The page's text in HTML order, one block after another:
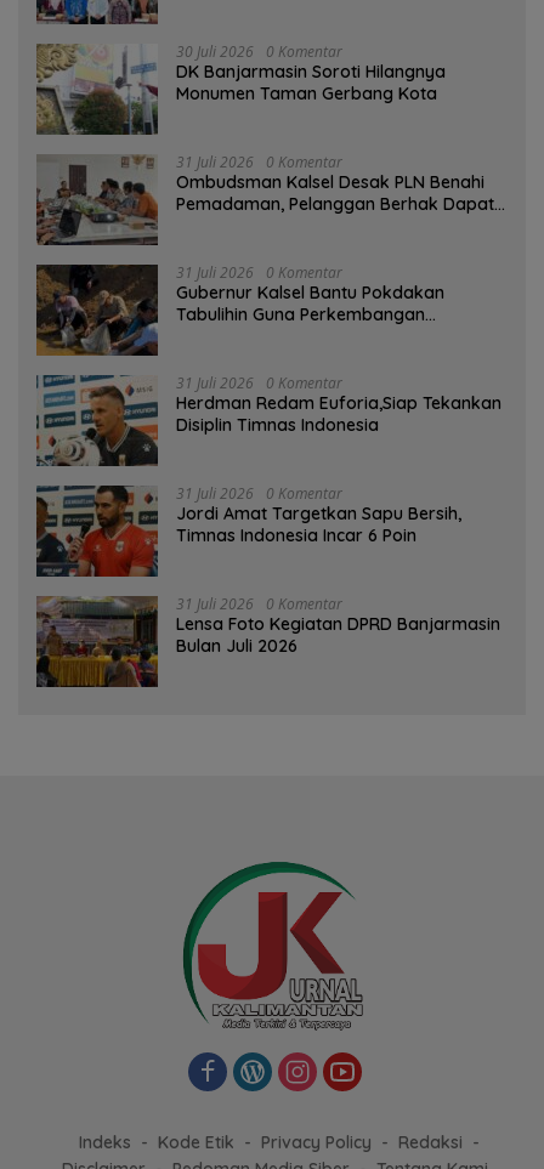
30 Juli 2026 0 Komentar
DK Banjarmasin Soroti Hilangnya
Monumen Taman Gerbang Kota
31 Juli 2026 0 Komentar
Ombudsman Kalsel Desak PLN Benahi
Pemadaman, Pelanggan Berhak Dapat
31 Juli 2026 0 Komentar
Gubernur Kalsel Bantu Pokdakan
Tabulihin Guna Perkembangan
31 Juli 2026 0 Komentar
Herdman Redam Euforia,Siap Tekankan
Disiplin Timnas Indonesia
31 Juli 2026 0 Komentar
Jordi Amat Targetkan Sapu Bersih,
Timnas Indonesia Incar 6 Poin
31 Juli 2026 0 Komentar
Lensa Foto Kegiatan DPRD Banjarmasin
Bulan Juli 2026
Indeks Kode Etik Privacy Policy
Redaksi